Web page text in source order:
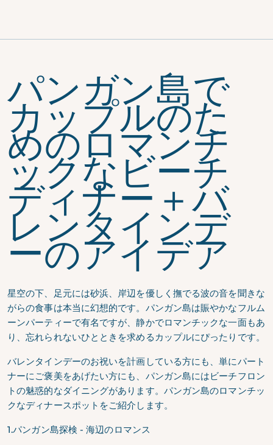
す！
パンガン島で
カップルのた
めのロマンチ
ックなビーチ
ディナー＋バ
レンタインデ
ーのアイデア
星空の下、足元には砂浜、岸辺を優しく撫でる波の音を聞きな
がらの食事は本当に幻想的です。パンガン島は賑やかなフルム
ーンパーティーで有名ですが、静かでロマンチックな一面もあ
り、忘れられないひとときを求めるカップルにぴったりです。
バレンタインデーのお祝いを計画している方にも、単にパート
ナーにご褒美をあげたい方にも、パンガン島にはビーチフロン
トの魅惑的なダイニングがあります。 パンガン島のロマンチッ
クなディナースポットをご紹介します。
1.パンガン島探検 - 海辺のロマンス